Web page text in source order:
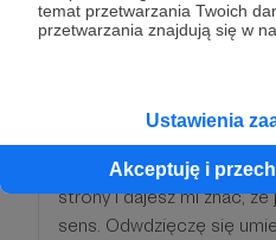
temat przetwarzania Twoich
przetwarzania znajdują się w
Ustawienia
Akceptuję i
250 zł
Dziękuję za wsparcie
się w ten sposób do
strony i dajesz mi znać,
sens. Odwdzięczę się